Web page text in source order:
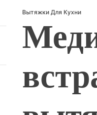
Вытяжки Для Кухни